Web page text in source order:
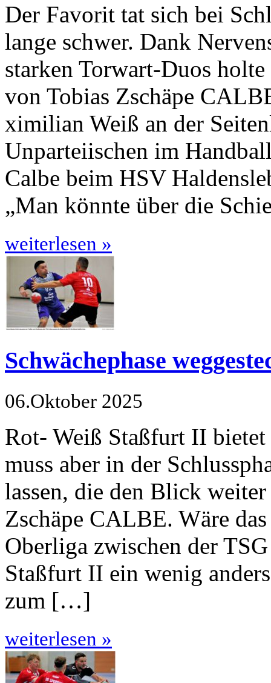
Der Favorit tat sich bei
lange schwer. Dank
starken Torwart-Duos
von Tobias Zschäpe
ximilian Weiß an der
Unparteiischen im
Calbe beim HSV
„Man könnte über die
weiterlesen »
Schwächephase
06.Oktober 2025
Rot- Weiß Staßfurt II bietet
muss aber in der
lassen, die den Blick
Zschäpe CALBE. Wäre
Oberliga zwischen der
Staßfurt II ein wenig
zum […]
weiterlesen »